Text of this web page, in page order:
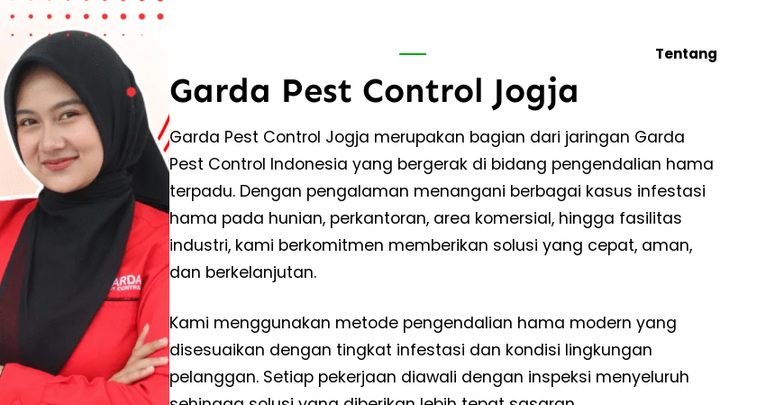
Tentang
Garda Pest Control Jogja
Garda Pest Control Jogja merupakan bagian dari jaringan Garda
Pest Control Indonesia yang bergerak di bidang pengendalian hama
terpadu. Dengan pengalaman menangani berbagai kasus infestasi
hama pada hunian, perkantoran, area komersial, hingga fasilitas
industri, kami berkomitmen memberikan solusi yang cepat, aman,
dan berkelanjutan.
Kami menggunakan metode pengendalian hama modern yang
disesuaikan dengan tingkat infestasi dan kondisi lingkungan
pelanggan. Setiap pekerjaan diawali dengan inspeksi menyeluruh